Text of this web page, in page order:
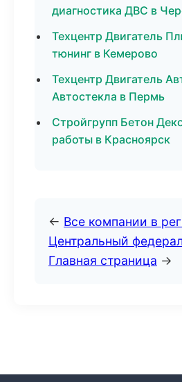
диагностика ДВС в
Техцентр Двигатель
тюнинг в Кемерово
Техцентр Двигатель
Автостекла в Пермь
Стройгрупп Бетон
работы в Красноярск
← Все компании в
Центральный
Главная страница →